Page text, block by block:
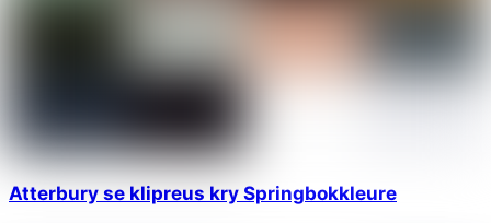
Atterbury se klipreus kry Springbokkleure